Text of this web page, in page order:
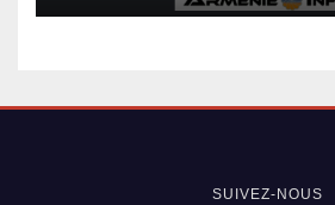
SUIVEZ-NOUS